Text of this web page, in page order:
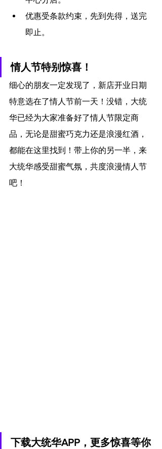
优惠受条款约束，先到先得，送完
即止。
情人节特别惊喜！
细心的朋友一定发现了，新店开业日期
特意选在了情人节前一天！没错，大统
华已经为大家准备好了情人节限定商
品，无论是甜蜜巧克力还是浪漫红酒，
都能在这里找到！带上你的另一半，来
大统华感受甜蜜气氛，共度浪漫情人节
吧！
下载大统华APP，更多惊喜等你